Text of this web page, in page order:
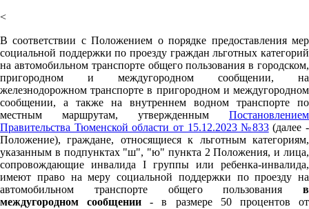
<
В соответствии с Положением о порядке предоставления мер
социальной поддержки по проезду граждан льготных категорий
на автомобильном транспорте общего пользования в городском,
пригородном и междугородном сообщении, на
железнодорожном транспорте в пригородном и междугородном
сообщении, а также на внутреннем водном транспорте по
местным маршрутам, утвержденным Постановлением
Правительства Тюменской области от 15.12.2023 №833(далее -
Положение), граждане, относящиеся к льготным категориям,
указанным в подпунктах "ш", "ю" пункта 2 Положения, и лица,
сопровождающие инвалида I группы или ребенка-инвалида,
имеют право на меру социальной поддержки по проезду на
автомобильном транспорте общего пользования в
междугородном сообщении - в размере 50 процентов от